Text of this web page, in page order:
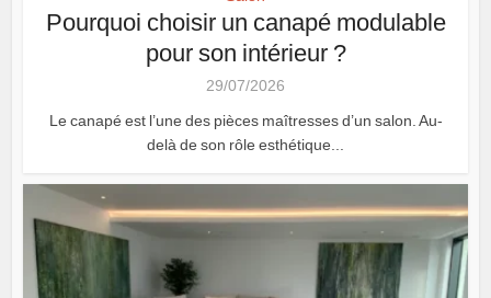
Pourquoi choisir un canapé modulable
pour son intérieur ?
29/07/2026
Le canapé est l’une des pièces maîtresses d’un salon. Au-
delà de son rôle esthétique...